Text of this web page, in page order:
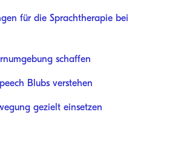
für die Sprachtherapie bei
schaffen
Blubs verstehen
gezielt einsetzen